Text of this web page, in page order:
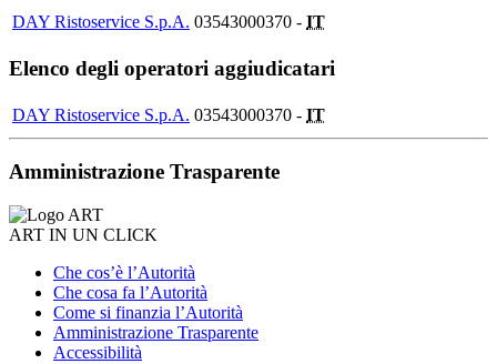
DAY Ristoservice S.p.A. 03543000370 - IT
Elenco degli operatori aggiudicatari
DAY Ristoservice S.p.A. 03543000370 - IT
Amministrazione Trasparente
ART IN UN CLICK
Che cos’è l’Autorità
Che cosa fa l’Autorità
Come si finanzia l’Autorità
Amministrazione Trasparente
Accessibilità